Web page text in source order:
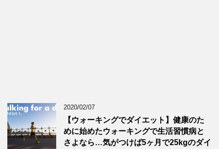
2020/02/07
【ウォーキングでダイエット】健康のた
めに始めたウォーキングで生活習慣病と
さよなら…気がつけば5ヶ月で25kgのダイ